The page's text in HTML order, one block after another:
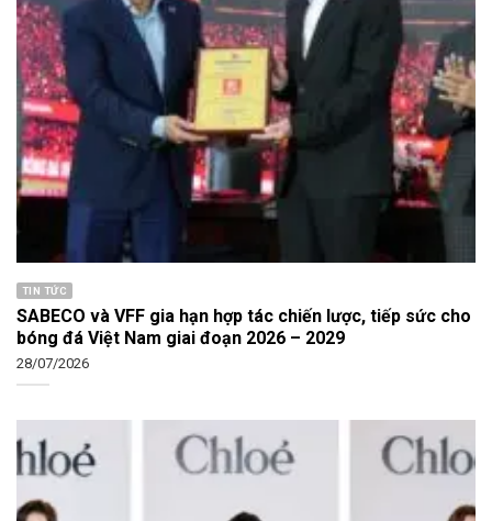
TIN TỨC
SABECO và VFF gia hạn hợp tác chiến lược, tiếp sức cho
bóng đá Việt Nam giai đoạn 2026 – 2029
28/07/2026